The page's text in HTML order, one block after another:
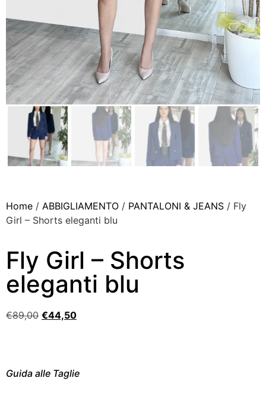
Home / ABBIGLIAMENTO / PANTALONI & JEANS / Fly
Girl – Shorts eleganti blu
Fly Girl – Shorts
eleganti blu
€89,00 €44,50
Guida alle Taglie